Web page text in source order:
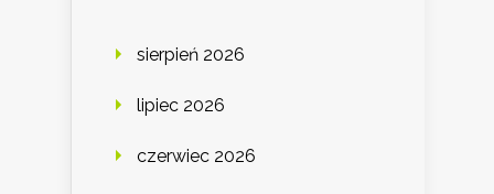
sierpień 2026
lipiec 2026
czerwiec 2026